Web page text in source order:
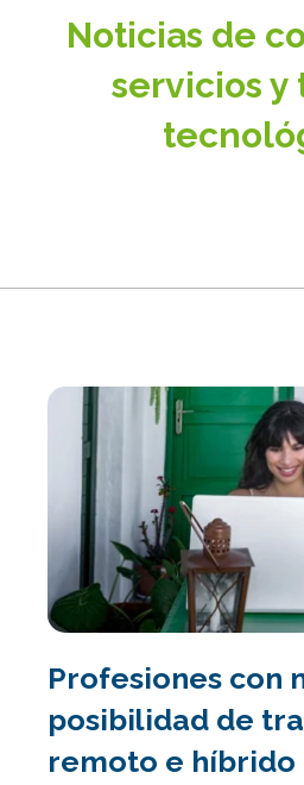
Noticias de
servicios y
Profesiones con
posibilidad de
remoto e híbrido